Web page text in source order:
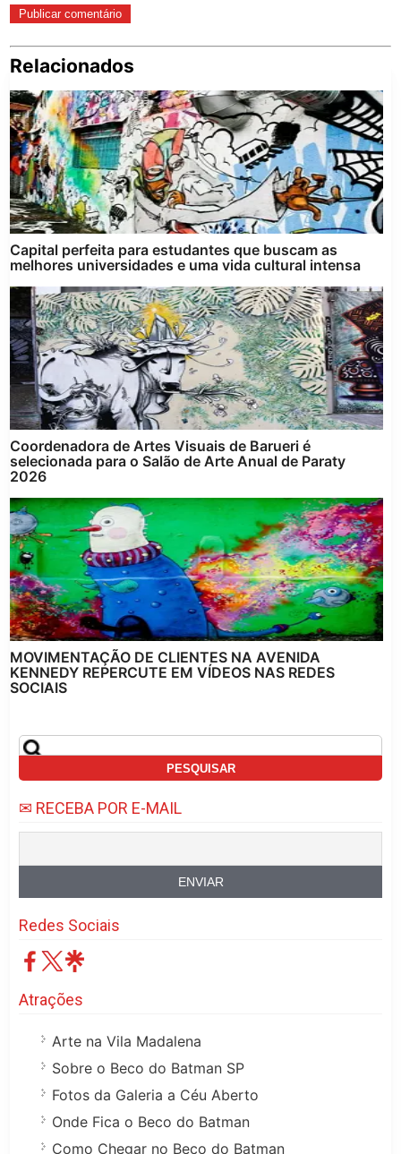
Relacionados
Capital perfeita para estudantes que buscam as
melhores universidades e uma vida cultural intensa
Coordenadora de Artes Visuais de Barueri é
selecionada para o Salão de Arte Anual de Paraty
2026
MOVIMENTAÇÃO DE CLIENTES NA AVENIDA
KENNEDY REPERCUTE EM VÍDEOS NAS REDES
SOCIAIS
✉ RECEBA POR E-MAIL
Redes Sociais
Atrações
Arte na Vila Madalena
Sobre o Beco do Batman SP
Fotos da Galeria a Céu Aberto
Onde Fica o Beco do Batman
Como Chegar no Beco do Batman